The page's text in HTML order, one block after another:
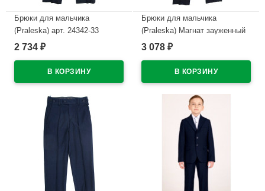
Брюки для мальчика
(Praleska) арт. 24342-33
Президент клетка зауженный
48/182 цвет синий
2 734 ₽
Брюки для мальчика
(Praleska) Магнат зауженный
силуэт размерный ряд 44/170-
3 078 ₽